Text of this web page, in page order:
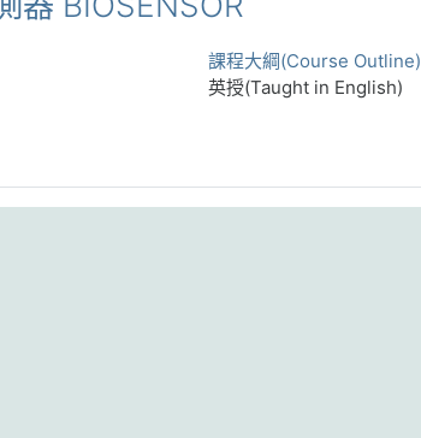
課程大綱(Course Outline)
英授(Taught in English)